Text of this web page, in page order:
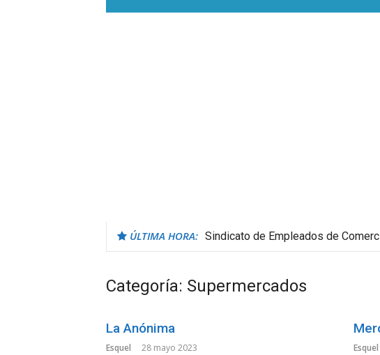
ÚLTIMA HORA: Sindicato de Empleados de
Categoría: Supermercados
La Anónima
Esquel 28 mayo 2023 Esquel